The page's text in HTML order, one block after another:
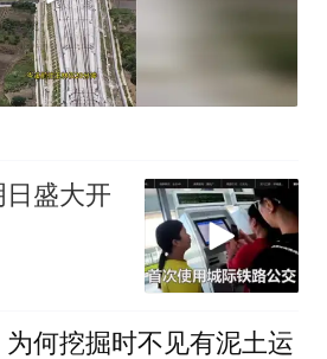
盛大开
何挖掘时不见有泥土运